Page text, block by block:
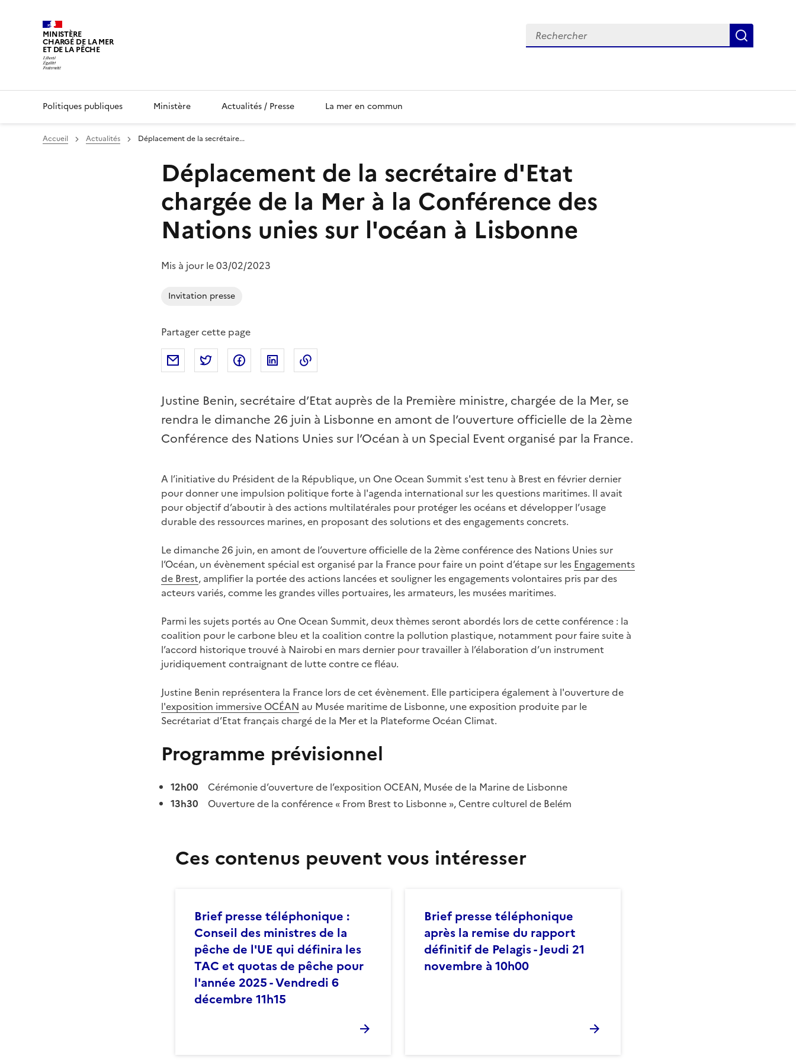
MINISTÈRE
CHARGÉ DE LA MER
ET DE LA PÊCHE
Politiques publiques Ministère Actualités / Presse La mer en commun
Vous êtes ici :
Accueil
Actualités
Déplacement de la secrétaire...
Déplacement de la secrétaire d'Etat
chargée de la Mer à la Conférence des
Nations unies sur l'océan à Lisbonne
Mis à jour le 03/02/2023
Invitation presse
Partager cette page
Partager par mailPartager sur Twitter
Partager sur Facebook
Partager sur Linkedin
Justine Benin, secrétaire d’Etat auprès de la Première ministre, chargée de la Mer, se
rendra le dimanche 26 juin à Lisbonne en amont de l’ouverture officielle de la 2ème
Conférence des Nations Unies sur l’Océan à un Special Event organisé par la France.
A l’initiative du Président de la République, un One Ocean Summit s'est tenu à Brest en février dernier
pour donner une impulsion politique forte à l'agenda international sur les questions maritimes. Il avait
pour objectif d’aboutir à des actions multilatérales pour protéger les océans et développer l’usage
durable des ressources marines, en proposant des solutions et des engagements concrets.
Le dimanche 26 juin, en amont de l’ouverture officielle de la 2ème conférence des Nations Unies sur
l’Océan, un évènement spécial est organisé par la France pour faire un point d’étape sur les Engagements
de Brest, amplifier la portée des actions lancées et souligner les engagements volontaires pris par des
acteurs variés, comme les grandes villes portuaires, les armateurs, les musées maritimes.
Parmi les sujets portés au One Ocean Summit, deux thèmes seront abordés lors de cette conférence : la
coalition pour le carbone bleu et la coalition contre la pollution plastique, notamment pour faire suite à
l’accord historique trouvé à Nairobi en mars dernier pour travailler à l’élaboration d’un instrument
juridiquement contraignant de lutte contre ce fléau.
Justine Benin représentera la France lors de cet évènement. Elle participera également à l'ouverture de
l'exposition immersive OCÉAN au Musée maritime de Lisbonne, une exposition produite par le
Secrétariat d’Etat français chargé de la Mer et la Plateforme Océan Climat.
Programme prévisionnel
12h00 Cérémonie d’ouverture de l’exposition OCEAN, Musée de la Marine de Lisbonne
13h30 Ouverture de la conférence « From Brest to Lisbonne », Centre culturel de Belém
Ces contenus peuvent vous intéresser
Brief presse téléphonique :
Conseil des ministres de la
pêche de l'UE qui définira les
TAC et quotas de pêche pour
l'année 2025 - Vendredi 6
décembre 11h15
Brief presse téléphonique
après la remise du rapport
définitif de Pelagis - Jeudi 21
novembre à 10h00